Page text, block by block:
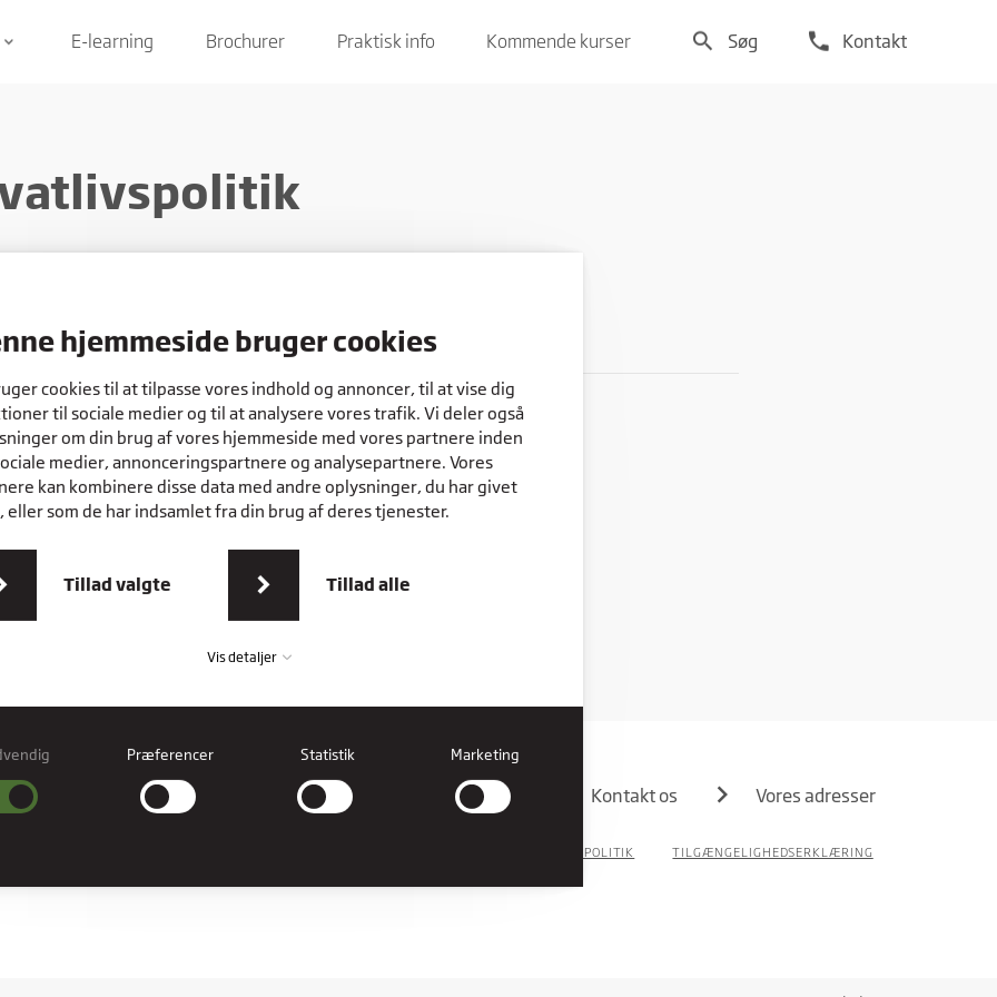
hjemmeside bruger cookies
cookies til at tilpasse vores indhold og annoncer, til at vise dig
til sociale medier og til at analysere vores trafik. Vi deler også
om din brug af vores hjemmeside med vores partnere inden
medier, annonceringspartnere og analysepartnere. Vores
kan kombinere disse data med andre oplysninger, du har givet
eller som de har indsamlet fra din brug af deres tjenester.
Tillad valgte Tillad alle
Vis detaljer
cookies hjælper med at gøre en hjemmeside brugbar ved at aktivere
funktioner såsom side-navigation og adgang til sikre områder af
Præferencer Statistik Marketing
keyboard_arrow_down E-learning Brochurer Praktisk info Kommende kurser search Søg phone Kontakt
vores privatlivspolitik i tre områder:
for elever og kursister
for ansatte
for fratrådte
for jobsøgere
Kontakt os Vores adresser
PRIVATLIVSPOLITIK TILGÆNGELIGHEDSERKLÆRING